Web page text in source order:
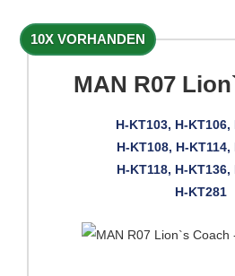
10X VORHANDEN
MAN R07
H-KT103, H-KT106,
H-KT108, H-KT114,
H-KT118, H-KT136,
H-KT281